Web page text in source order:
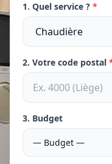
1. Quel service ? *
2. Votre code postal
3. Budget